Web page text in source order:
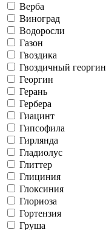
Верба
Виноград
Водоросли
Газон
Гвоздика
Гвоздичный георгин
Георгин
Герань
Гербера
Гиацинт
Гипсофила
Гирлянда
Гладиолус
Глиттер
Глициния
Глоксиния
Глориоза
Гортензия
Груша